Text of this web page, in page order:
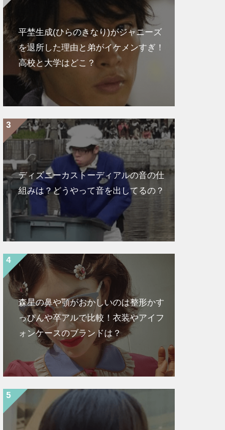
平埜生成(ひらのきなり)がジャニーズ
を退所した理由と弟がイケメンすぎ！
高校と大学はどこ？
ディズニーカストーディアルの音の仕
組みは？どうやって音を出してるの？
森星の鼻や顎がおかしいのは整形かす
っぴんや卒アルで比較！衣装やアイフ
ォンケースのブランドは？